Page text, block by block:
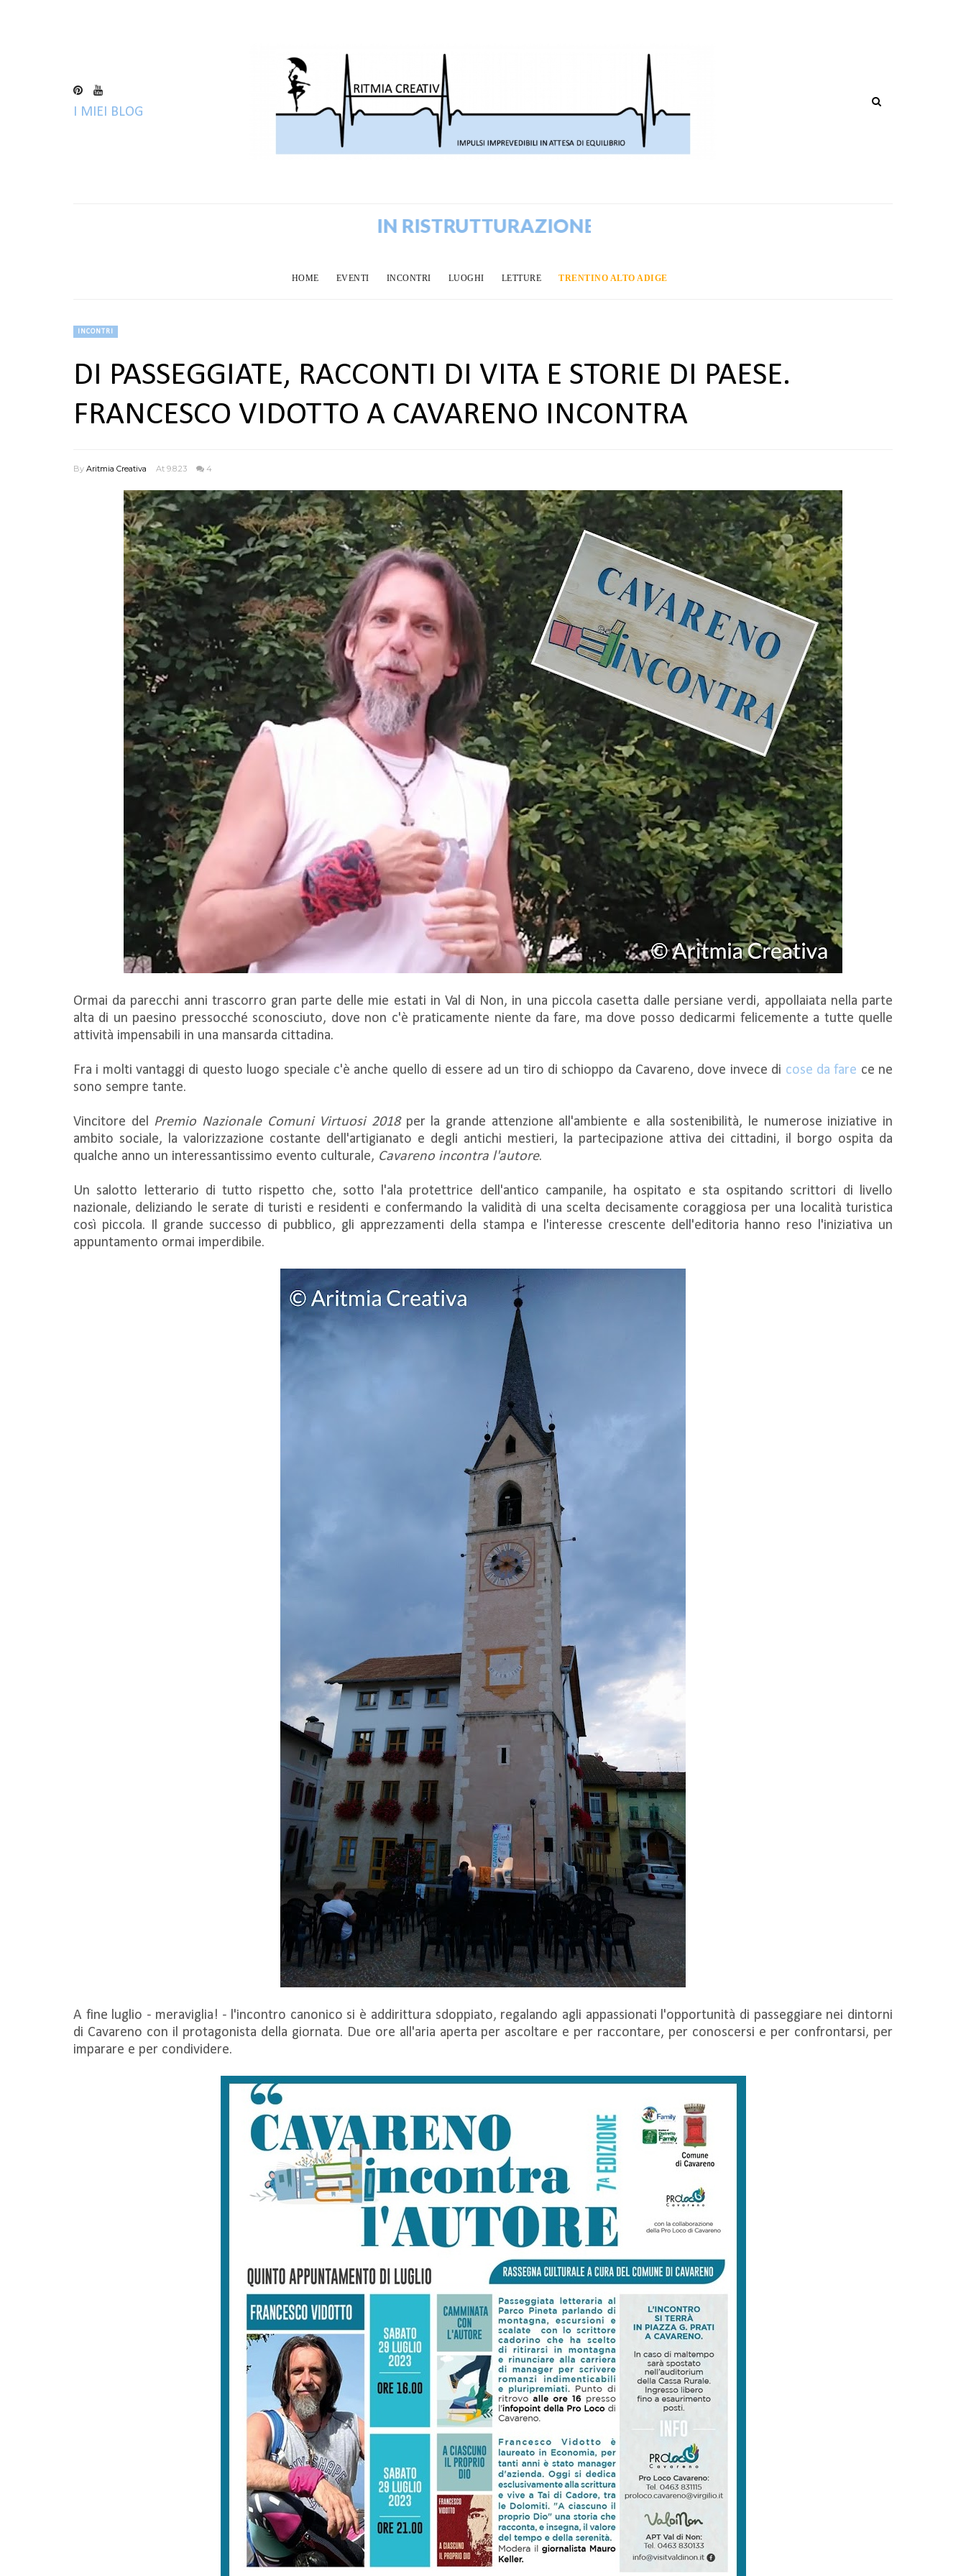
I MIEI BLOG
BLOG IN RISTRUTTURAZIONE! VECCHI POST IN CORSO DI RIPUBBLICAZIONE!
HOME EVENTI INCONTRI LUOGHI LETTURE TRENTINO ALTO ADIGE
INCONTRI
DI PASSEGGIATE, RACCONTI DI VITA E STORIE DI PAESE.
FRANCESCO VIDOTTO A CAVARENO INCONTRA
By Aritmia Creativa At 9.8.23 4
Ormai da parecchi anni trascorro gran parte delle mie estati in Val di Non, in una piccola casetta dalle persiane verdi, appollaiata nella parte
alta di un paesino pressocché sconosciuto, dove non c'è praticamente niente da fare, ma dove posso dedicarmi felicemente a tutte quelle
attività impensabili in una mansarda cittadina.
Fra i molti vantaggi di questo luogo speciale c'è anche quello di essere ad un tiro di schioppo da Cavareno, dove invece di cose da fare ce ne
sono sempre tante.
Vincitore del Premio Nazionale Comuni Virtuosi 2018per la grande attenzione all'ambiente e alla sostenibilità, le numerose iniziative in
ambito sociale, la valorizzazione costante dell'artigianato e degli antichi mestieri, la partecipazione attiva dei cittadini, il borgo ospita da
qualche anno un interessantissimo evento culturale, Cavareno incontra l'autore.
Un salotto letterario di tutto rispetto che, sotto l'ala protettrice dell'antico campanile, ha ospitato e sta ospitando scrittori di livello
nazionale, deliziando le serate di turisti e residenti e confermando la validità di una scelta decisamente coraggiosa per una località turistica
così piccola. Il grande successo di pubblico, gli apprezzamenti della stampa e l'interesse crescente dell'editoria hanno reso l'iniziativa un
appuntamento ormai imperdibile.
A fine luglio - meraviglia! - l'incontro canonico si è addirittura sdoppiato, regalando agli appassionati l'opportunità di passeggiare nei dintorni
di Cavareno con il protagonista della giornata. Due ore all'aria aperta per ascoltare e per raccontare, per conoscersi e per confrontarsi, per
imparare e per condividere.